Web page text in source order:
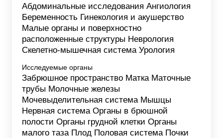
Абдоминальные исследования Ангиология
Беременность Гинекология и акушерство
Малые органы и поверхностно
расположенные структуры Неврология
Скелетно-мышечная система Урология
Исследуемые органы
Забрюшное пространство Матка Маточные
трубы Молочные железы
Мочевыделительная система Мышцы
Нервная система Органы в брюшной
полости Органы грудной клетки Органы
малого таза Плод Половая система Почки